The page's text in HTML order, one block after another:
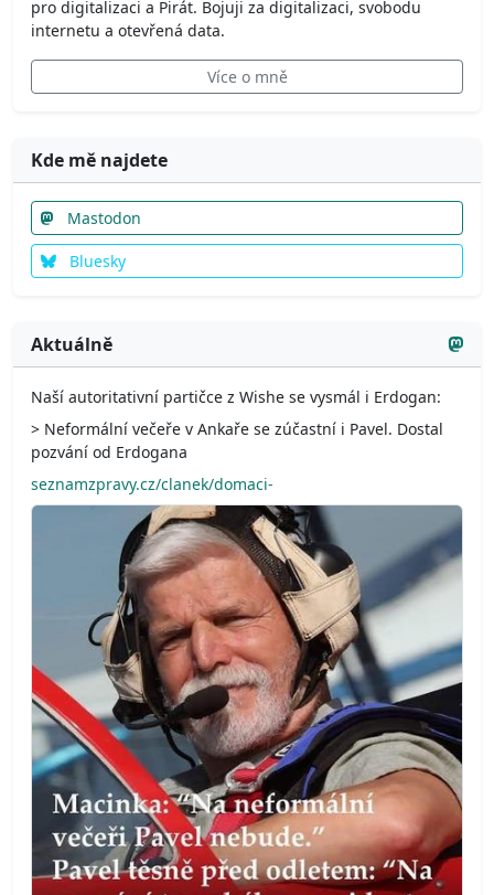
pro digitalizaci a Pirát. Bojuji za digitalizaci, svobodu
internetu a otevřená data.
Více o mně
Kde mě najdete
Mastodon
Bluesky
Aktuálně
Naší autoritativní partičce z Wishe se vysmál i Erdogan:
> Neformální večeře v Ankaře se zúčastní i Pavel. Dostal
pozvání od Erdogana
seznamzpravy.cz/clanek/domaci-